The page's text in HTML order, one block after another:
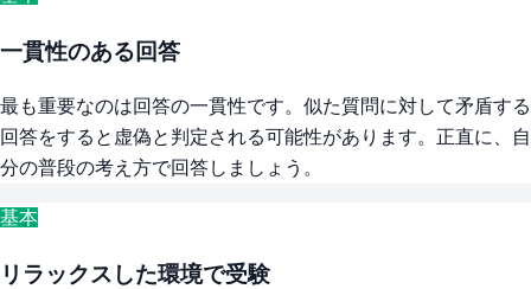
一貫性のある回答
最も重要なのは回答の一貫性です。似た質問に対して矛盾する
回答をすると虚偽と判定される可能性があります。正直に、自
分の普段の考え方で回答しましょう。
基本
リラックスした環境で受験